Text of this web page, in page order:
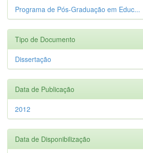
Programa de Pós-Graduação em Educ...
Tipo de Documento
Dissertação
Data de Publicação
2012
Data de Disponibilização